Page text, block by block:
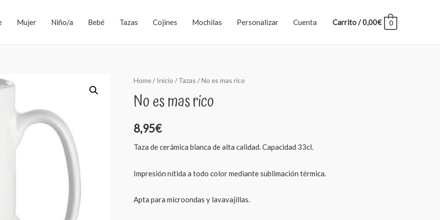
Mujer Niño/a Bebé Tazas Cojines Mochilas Personalizar Cuenta Carrito/0,00€ 0
Home/ Inicio / Tazas / No es mas rico
No es mas rico
8,95€
Taza de cerámica blanca de alta calidad. Capacidad 33cl.
Impresión nítida a todo color mediante sublimación térmica.
Apta para microondas y lavavajillas.